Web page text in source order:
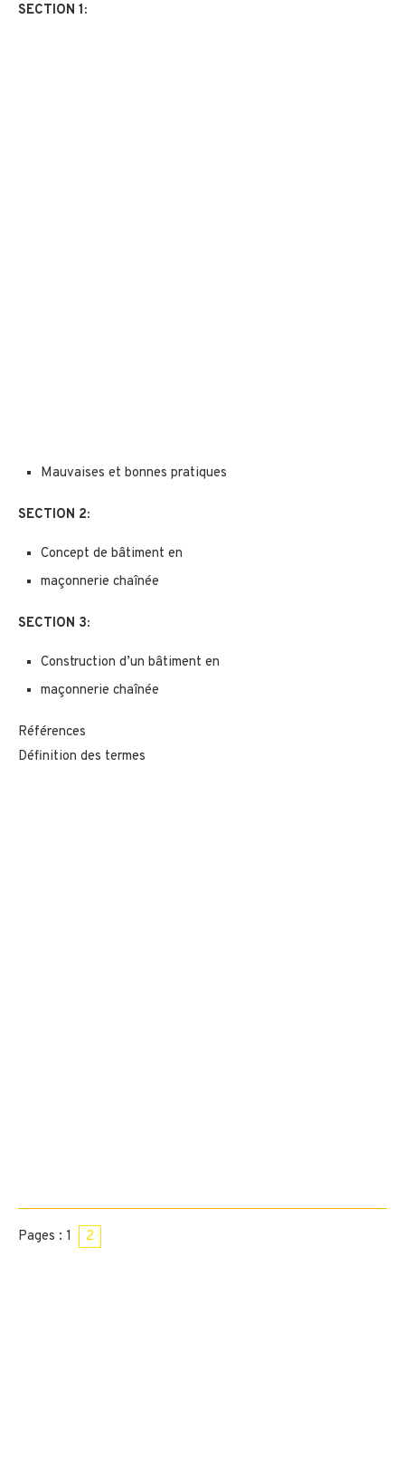
SECTION 1:
Mauvaises et bonnes pratiques
SECTION 2:
Concept de bâtiment en
maçonnerie chaînée
SECTION 3:
Construction d’un bâtiment en
maçonnerie chaînée
Références
Définition des termes
Pages : 1 2